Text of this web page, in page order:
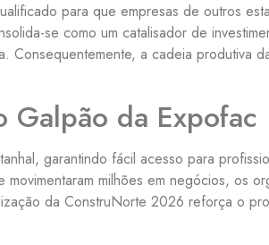
para que empresas de outros
se como um catalisador de
Consequentemente, a cadeia produtiva
Galpão da Expofac
garantindo fácil acesso para
milhões em negócios, os
da ConstruNorte 2026 reforça o